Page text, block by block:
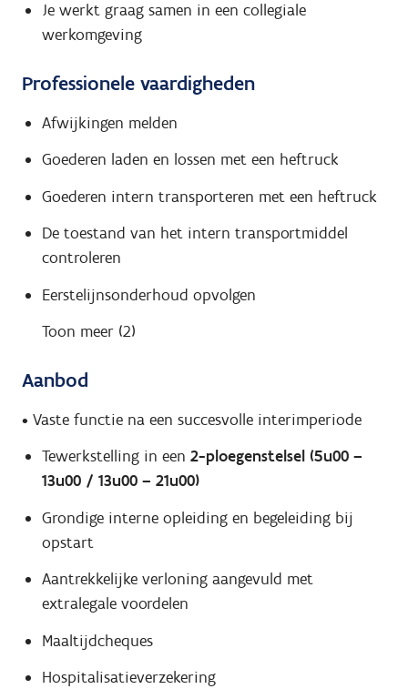
Je werkt graag samen in een collegiale
werkomgeving
Professionele vaardigheden
Afwijkingen melden
Goederen laden en lossen met een heftruck
Goederen intern transporteren met een heftruck
De toestand van het intern transportmiddel
controleren
Eerstelijnsonderhoud opvolgen
Toon meer (2)
Aanbod
• Vaste functie na een succesvolle interimperiode
Tewerkstelling in een 2-ploegenstelsel (5u00 –
13u00 / 13u00 – 21u00)
Grondige interne opleiding en begeleiding bij
opstart
Aantrekkelijke verloning aangevuld met
extralegale voordelen
Maaltijdcheques
Hospitalisatieverzekering